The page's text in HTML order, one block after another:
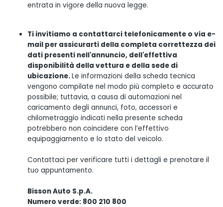
entrata in vigore della nuova legge.
Ti invitiamo a contattarci telefonicamente o via e-
mail per assicurarti della completa correttezza dei
dati presenti nell'annuncio, dell'effettiva
disponibilità della vettura e della sede di
ubicazione.Le informazioni della scheda tecnica
vengono compilate nel modo più completo e accurato
possibile; tuttavia, a causa di automazioni nel
caricamento degli annunci, foto, accessori e
chilometraggio indicati nella presente scheda
potrebbero non coincidere con l’effettivo
equipaggiamento e lo stato del veicolo.
Contattaci per verificare tutti i dettagli e prenotare il
tuo appuntamento.
Bisson Auto S.p.A.
Numero verde: 800 210 800